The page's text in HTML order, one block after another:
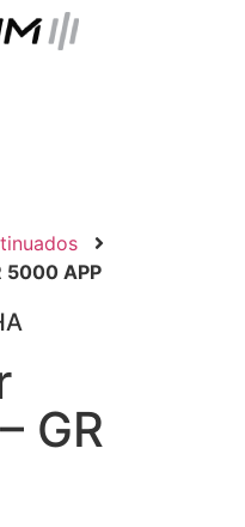
5000 APP
GR